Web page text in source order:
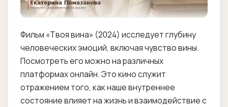
Фильм «Твоя вина» (2024) исследует глубину
человеческих эмоций, включая чувство вины.
Посмотреть его можно на различных
платформах онлайн. Это кино служит
отражением того, как наше внутреннее
состояние влияет на жизнь и взаимодействие с